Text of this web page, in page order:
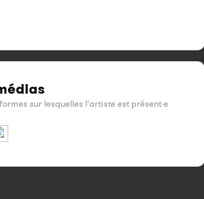
sur lesquelles l'artiste est présent·e